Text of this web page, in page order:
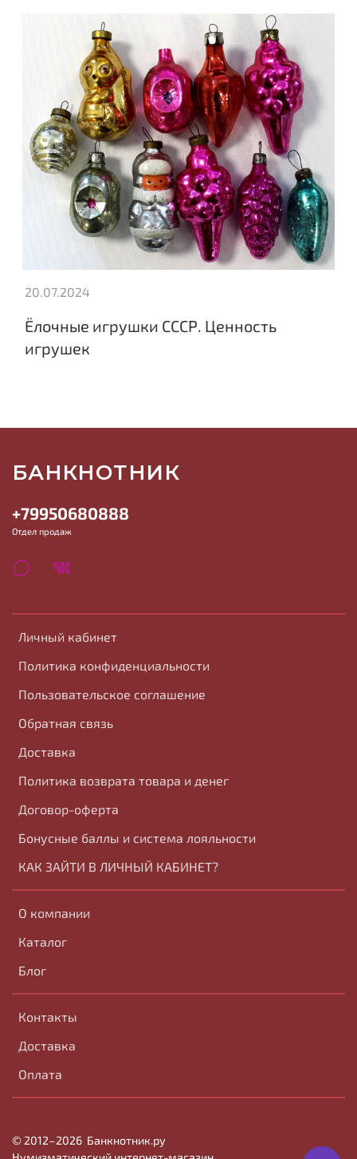
Ёлочные игрушки СССР. Ценность
игрушек
20.07.2024
Личный кабинет
Политика конфиденциальности
Пользовательское соглашение
Обратная связь
Доставка
Политика возврата товара и денег
Договор-оферта
Бонусные баллы и система лояльности
КАК ЗАЙТИ В ЛИЧНЫЙ КАБИНЕТ?
О компании
Каталог
Блог
Контакты
Доставка
Оплата
+79950680888
Отдел продаж
БАНКНОТНИК
© 2012–2026 Банкнотник.ру